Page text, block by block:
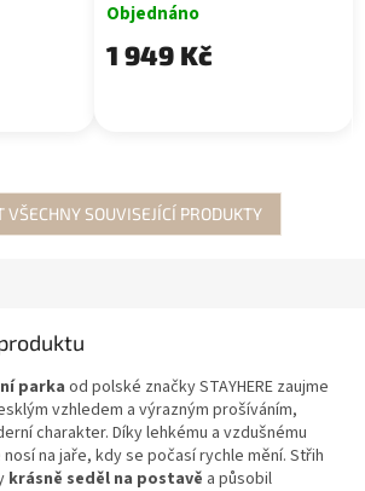
Objednáno
1 949 Kč
VŠECHNY SOUVISEJÍCÍ PRODUKTY
parkaod polské značkySTAYHERE zaujme
vzhledem a výrazným prošíváním,
charakter. Díky lehkému a vzdušnému
na jaře, kdy se počasí rychle mění. Střih
krásně seděl na postavě a působil